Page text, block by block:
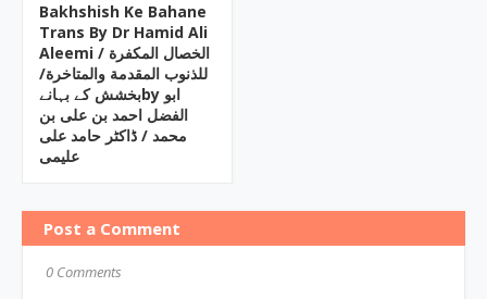
Bakhshish Ke Bahane
Trans By Dr Hamid Ali
Aleemi / الخصال المکفرة
للذنوب المقدمة والمتاخرة/
بخشش کے بہانےby ابو
الفضل احمد بن علی بن
محمد / ڈاکٹر حامد علی
علیمی
Post a Comment
0 Comments